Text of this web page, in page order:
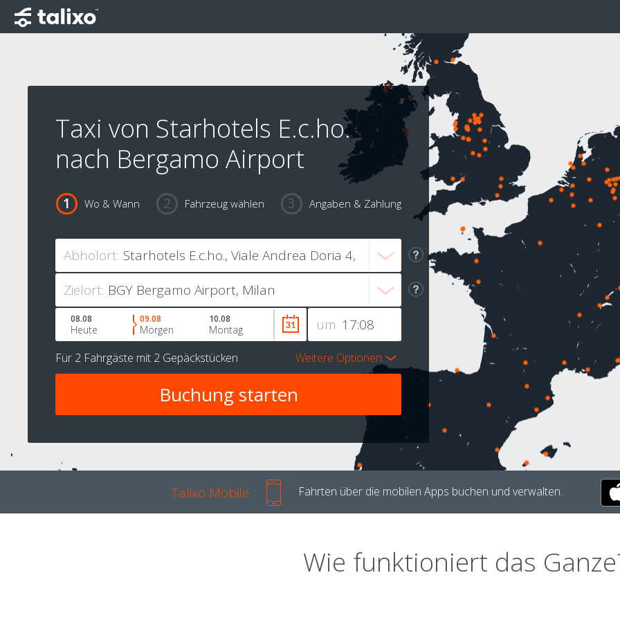
Taxi von Starhotels E.c.ho.
nach Bergamo Airport
Wo & Wann Fahrzeug wählen Angaben & Zahlung
Abholort:
Zielort:
um
08.08
Heute
09.08
Morgen
10.08
Montag
Für 2 Fahrgäste mit 2 Gepäckstücken Weitere Optionen
Talixo Mobile Fahrten über die mobilen Apps buchen und verwalten.
Wie funktioniert das